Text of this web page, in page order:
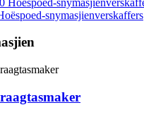
snymasjienverskaffers